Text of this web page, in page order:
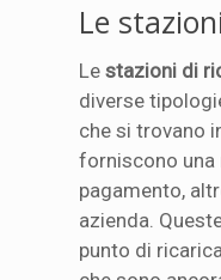
Le
Lestazioni di
diverse
che si trovano
forniscono una
pagamento,
azienda.
punto di